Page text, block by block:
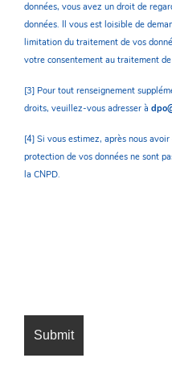
données, vous avez un droit de
données. Il vous est loisible de
limitation du traitement de vos
votre consentement au traitement
[3] Pour tout renseignement
droits, veuillez-vous adresser à
[4] Si vous estimez, après nous
protection de vos données ne sont
la CNPD.